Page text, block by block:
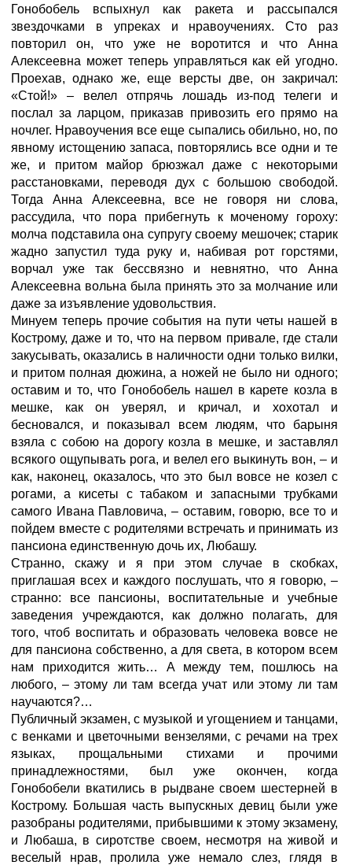
Гонобобель вспыхнул как ракета и рассыпался
звездочками в упреках и нравоучениях. Сто раз
повторил он, что уже не воротится и что Анна
Алексеевна может теперь управляться как ей угодно.
Проехав, однако же, еще версты две, он закричал:
«Стой!» – велел отпрячь лошадь из-под телеги и
послал за ларцом, приказав привозить его прямо на
ночлег. Нравоучения все еще сыпались обильно, но, по
явному истощению запаса, повторялись все одни и те
же, и притом майор брюзжал даже с некоторыми
расстановками, переводя дух с большою свободой.
Тогда Анна Алексеевна, все не говоря ни слова,
рассудила, что пора прибегнуть к моченому гороху:
молча подставила она супругу своему мешочек; старик
жадно запустил туда руку и, набивая рот горстями,
ворчал уже так бессвязно и невнятно, что Анна
Алексеевна вольна была принять это за молчание или
даже за изъявление удовольствия.
Минуем теперь прочие события на пути четы нашей в
Кострому, даже и то, что на первом привале, где стали
закусывать, оказались в наличности одни только вилки,
и притом полная дюжина, а ножей не было ни одного;
оставим и то, что Гонобобель нашел в карете козла в
мешке, как он уверял, и кричал, и хохотал и
бесновался, и показывал всем людям, что барыня
взяла с собою на дорогу козла в мешке, и заставлял
всякого ощупывать рога, и велел его выкинуть вон, – и
как, наконец, оказалось, что это был вовсе не козел с
рогами, а кисеты с табаком и запасными трубками
самого Ивана Павловича, – оставим, говорю, все то и
пойдем вместе с родителями встречать и принимать из
пансиона единственную дочь их, Любашу.
Странно, скажу и я при этом случае в скобках,
приглашая всех и каждого послушать, что я говорю, –
странно: все пансионы, воспитательные и учебные
заведения учреждаются, как должно полагать, для
того, чтоб воспитать и образовать человека вовсе не
для пансиона собственно, а для света, в котором всем
нам приходится жить… А между тем, пошлюсь на
любого, – этому ли там всегда учат или этому ли там
научаются?…
Публичный экзамен, с музыкой и угощением и танцами,
с венками и цветочными вензелями, с речами на трех
языках, прощальными стихами и прочими
принадлежностями, был уже окончен, когда
Гонобобели вкатились в рыдване своем шестерней в
Кострому. Большая часть выпускных девиц были уже
разобраны родителями, прибывшими к этому экзамену,
и Любаша, в сиротстве своем, несмотря на живой и
веселый нрав, пролила уже немало слез, глядя в